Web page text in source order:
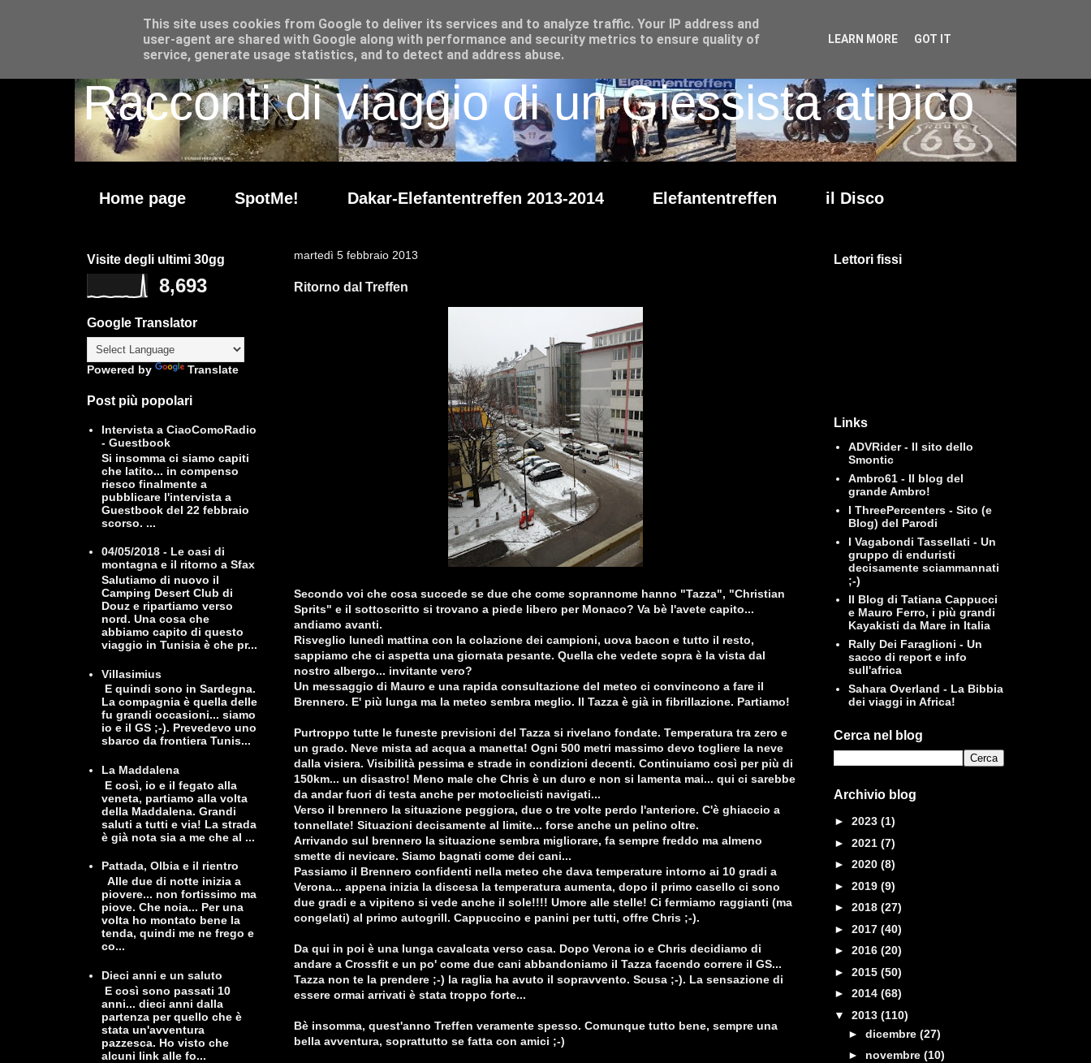
Racconti di viaggio di un Giessista atipico
Home page SpotMe! Dakar-Elefantentreffen 2013-2014 Elefantentreffen il Disco
martedì 5 febbraio 2013
Ritorno dal Treffen
Secondo voi che cosa succede se due che come soprannome hanno "Tazza", "Christian
Sprits" e il sottoscritto si trovano a piede libero per Monaco? Va bè l'avete capito...
andiamo avanti.
Risveglio lunedì mattina con la colazione dei campioni, uova bacon e tutto il resto,
sappiamo che ci aspetta una giornata pesante. Quella che vedete sopra è la vista dal
nostro albergo... invitante vero?
Un messaggio di Mauro e una rapida consultazione del meteo ci convincono a fare il
Brennero. E' più lunga ma la meteo sembra meglio. Il Tazza è già in fibrillazione. Partiamo!
Purtroppo tutte le funeste previsioni del Tazza si rivelano fondate. Temperatura tra zero e
un grado. Neve mista ad acqua a manetta! Ogni 500 metri massimo devo togliere la neve
dalla visiera. Visibilità pessima e strade in condizioni decenti. Continuiamo così per più di
150km... un disastro! Meno male che Chris è un duro e non si lamenta mai... qui ci sarebbe
da andar fuori di testa anche per motoclicisti navigati...
Verso il brennero la situazione peggiora, due o tre volte perdo l'anteriore. C'è ghiaccio a
tonnellate! Situazioni decisamente al limite... forse anche un pelino oltre.
Arrivando sul brennero la situazione sembra migliorare, fa sempre freddo ma almeno
smette di nevicare. Siamo bagnati come dei cani...
Passiamo il Brennero confidenti nella meteo che dava temperature intorno ai 10 gradi a
Verona... appena inizia la discesa la temperatura aumenta, dopo il primo casello ci sono
due gradi e a vipiteno si vede anche il sole!!!! Umore alle stelle! Ci fermiamo raggianti (ma
congelati) al primo autogrill. Cappuccino e panini per tutti, offre Chris ;-).
Da qui in poi è una lunga cavalcata verso casa. Dopo Verona io e Chris decidiamo di
andare a Crossfit e un po' come due cani abbandoniamo il Tazza facendo correre il GS...
Tazza non te la prendere ;-) la raglia ha avuto il sopravvento. Scusa ;-). La sensazione di
essere ormai arrivati è stata troppo forte...
Bè insomma, quest'anno Treffen veramente spesso. Comunque tutto bene, sempre una
bella avventura, soprattutto se fatta con amici ;-)
Visite degli ultimi 30gg
8,693
Google Translator
Powered by Translate
Post più popolari
Intervista a CiaoComoRadio
- Guestbook
Si insomma ci siamo capiti
che latito... in compenso
riesco finalmente a
pubblicare l'intervista a
Guestbook del 22 febbraio
scorso. ...
04/05/2018 - Le oasi di
montagna e il ritorno a Sfax
Salutiamo di nuovo il
Camping Desert Club di
Douz e ripartiamo verso
nord. Una cosa che
abbiamo capito di questo
viaggio in Tunisia è che pr...
Villasimius
E quindi sono in Sardegna.
La compagnia è quella delle
fu grandi occasioni... siamo
io e il GS ;-). Prevedevo uno
sbarco da frontiera Tunis...
La Maddalena
E così, io e il fegato alla
veneta, partiamo alla volta
della Maddalena. Grandi
saluti a tutti e via! La strada
è già nota sia a me che al ...
Pattada, Olbia e il rientro
Alle due di notte inizia a
piovere... non fortissimo ma
piove. Che noia... Per una
volta ho montato bene la
tenda, quindi me ne frego e
co...
Dieci anni e un saluto
E così sono passati 10
anni... dieci anni dalla
partenza per quello che è
stata un'avventura
pazzesca. Ho visto che
alcuni link alle fo...
Lettori fissi
Links
ADVRider - Il sito dello
Smontic
Ambro61 - Il blog del
grande Ambro!
I ThreePercenters - Sito (e
Blog) del Parodi
I Vagabondi Tassellati - Un
gruppo di enduristi
decisamente sciammannati
;-)
Il Blog di Tatiana Cappucci
e Mauro Ferro, i più grandi
Kayakisti da Mare in Italia
Rally Dei Faraglioni - Un
sacco di report e info
sull'africa
Sahara Overland - La Bibbia
dei viaggi in Africa!
Cerca nel blog
Archivio blog
► 2023 (1)
► 2021 (7)
► 2020 (8)
► 2019 (9)
► 2018 (27)
► 2017 (40)
► 2016 (20)
► 2015 (50)
► 2014 (68)
▼ 2013 (110)
► dicembre (27)
► novembre (10)
This site uses cookies from Google to deliver its services and to analyze traffic. Your IP address and
user-agent are shared with Google along with performance and security metrics to ensure quality of
service, generate usage statistics, and to detect and address abuse.
LEARN MORE GOT IT